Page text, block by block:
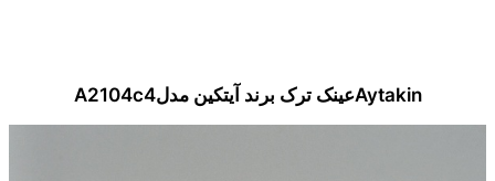
Aytakinعینک ترک برند آیتکین مدلA2104c4